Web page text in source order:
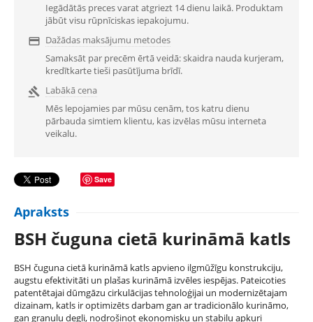
Iegādātās preces varat atgriezt 14 dienu laikā. Produktam
jābūt visu rūpnīciskas iepakojumu.
 Dažādas maksājumu metodes
Samaksāt par precēm ērtā veidā: skaidra nauda kurjeram,
kredītkarte tieši pasūtījuma brīdī.

Labākā cena
Mēs lepojamies par mūsu cenām, tos katru dienu
pārbauda simtiem klientu, kas izvēlas mūsu interneta
veikalu.
Save
Apraksts
BSH čuguna cietā kurināmā katls
BSH čuguna cietā kurināmā katls apvieno ilgmūžīgu konstrukciju,
augstu efektivitāti un plašas kurināmā izvēles iespējas. Pateicoties
patentētajai dūmgāzu cirkulācijas tehnoloģijai un modernizētajam
dizainam, katls ir optimizēts darbam gan ar tradicionālo kurināmo,
gan granulu degli, nodrošinot ekonomisku un stabilu apkuri